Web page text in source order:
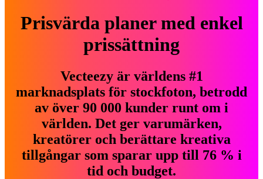
Prisvärda planer med enkel
prissättning
Vecteezy är världens #1
marknadsplats för stockfoton, betrodd
av över 90 000 kunder runt om i
världen. Det ger varumärken,
kreatörer och berättare kreativa
tillgångar som sparar upp till 76 % i
tid och budget.